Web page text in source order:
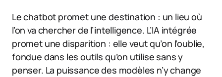
Le chatbot promet une destination : un lieu où
l’on va chercher de l’intelligence. L’IA intégrée
promet une disparition : elle veut qu’on l’oublie,
fondue dans les outils qu’on utilise sans y
penser. La puissance des modèles n’y change